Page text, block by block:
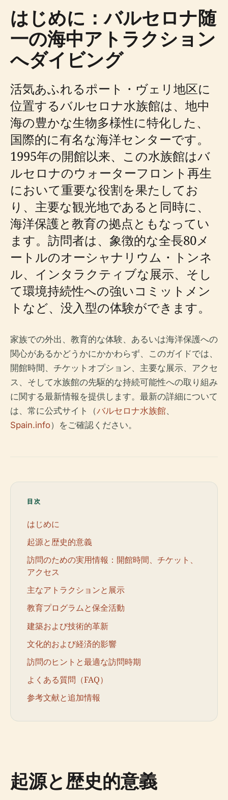
はじめに：バルセロナ随
一の海中アトラクション
へダイビング
活気あふれるポート・ヴェリ地区に
位置するバルセロナ水族館は、地中
海の豊かな生物多様性に特化した、
国際的に有名な海洋センターです。
1995年の開館以来、この水族館はバ
ルセロナのウォーターフロント再生
において重要な役割を果たしてお
り、主要な観光地であると同時に、
海洋保護と教育の拠点ともなってい
ます。訪問者は、象徴的な全長80メ
ートルのオーシャナリウム・トンネ
ル、インタラクティブな展示、そし
て環境持続性への強いコミットメン
トなど、没入型の体験ができます。
家族での外出、教育的な体験、あるいは海洋保護への
関心があるかどうかにかかわらず、このガイドでは、
開館時間、チケットオプション、主要な展示、アクセ
ス、そして水族館の先駆的な持続可能性への取り組み
に関する最新情報を提供します。最新の詳細について
は、常に公式サイト（バルセロナ水族館、
Spain.info）をご確認ください。
目次
はじめに
起源と歴史的意義
訪問のための実用情報：開館時間、チケット、
アクセス
主なアトラクションと展示
教育プログラムと保全活動
建築および技術的革新
文化的および経済的影響
訪問のヒントと最適な訪問時期
よくある質問（FAQ）
参考文献と追加情報
起源と歴史的意義